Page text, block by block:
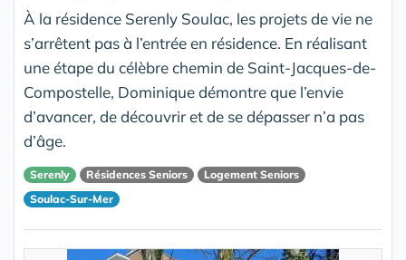
À la résidence Serenly Soulac, les projets de vie ne
s’arrêtent pas à l’entrée en résidence. En réalisant
une étape du célèbre chemin de Saint-Jacques-de-
Compostelle, Dominique démontre que l’envie
d’avancer, de découvrir et de se dépasser n’a pas
d’âge.
Serenly Résidences Seniors
Logement Seniors
Soulac-Sur-Mer